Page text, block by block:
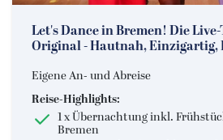
Let's Dance in Bremen! Die
Original - Hautnah, Einzigartig,
Eigene An- und Abreise
Reise-Highlights:
1 x Übernachtung inkl.
Bremen